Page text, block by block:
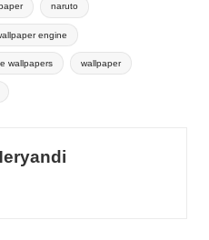
naruto
engine
wallpapers wallpaper